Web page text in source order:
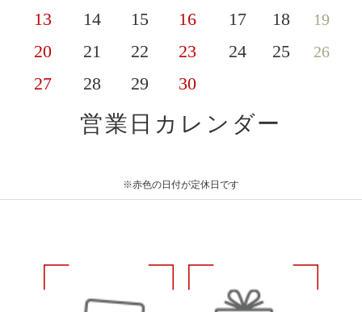
13 14 15 16 17 18 19
20 21 22 23 24 25 26
27 28 29 30
営業日カレンダー
※赤色の日付が定休日です